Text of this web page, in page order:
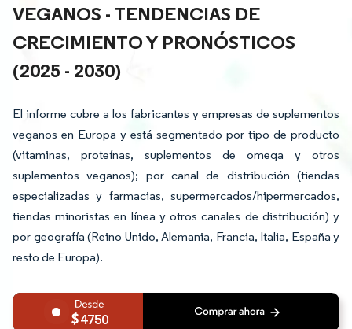
VEGANOS - TENDENCIAS DE
CRECIMIENTO Y PRONÓSTICOS
(2025 - 2030)
El informe cubre a los fabricantes y empresas de suplementos
veganos en Europa y está segmentado por tipo de producto
(vitaminas, proteínas, suplementos de omega y otros
suplementos veganos); por canal de distribución (tiendas
especializadas y farmacias, supermercados/hipermercados,
tiendas minoristas en línea y otros canales de distribución) y
por geografía (Reino Unido, Alemania, Francia, Italia, España y
resto de Europa).
4750